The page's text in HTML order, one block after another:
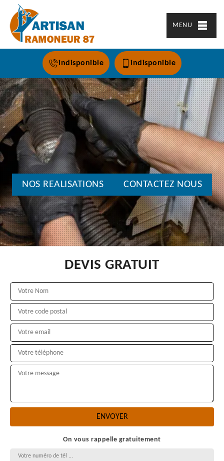
MENU
indisponible indisponible
NOS REALISATIONS CONTACTEZ NOUS
DEVIS GRATUIT
On vous rappelle gratuitement